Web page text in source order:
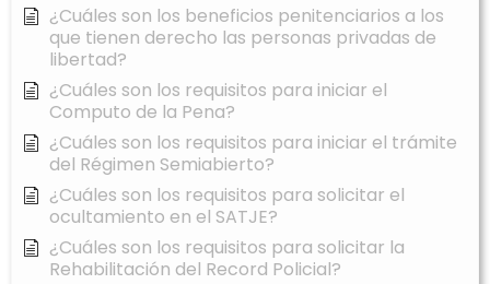
¿Cuáles son los beneficios penitenciarios a los
que tienen derecho las personas privadas de
libertad?
¿Cuáles son los requisitos para iniciar el
Computo de la Pena?
¿Cuáles son los requisitos para iniciar el trámite
del Régimen Semiabierto?
¿Cuáles son los requisitos para solicitar el
ocultamiento en el SATJE?
¿Cuáles son los requisitos para solicitar la
Rehabilitación del Record Policial?